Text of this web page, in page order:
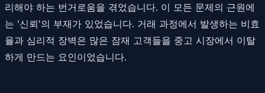
리해야 하는 번거로움을 겪었습니다. 이 모든 문제의 근원에
는 '신뢰'의 부재가 있었습니다. 거래 과정에서 발생하는 비효
율과 심리적 장벽은 많은 잠재 고객들을 중고 시장에서 이탈
하게 만드는 요인이었습니다.